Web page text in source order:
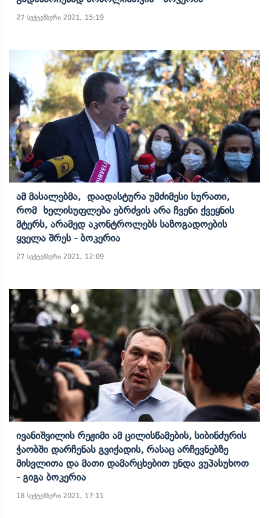
27 სექტემბერი 2021, 15:19
Ამ Მასალებმა, Დაადასტურა Უმძიმესი Სურათი,
Რომ Ხელისუფლება Ებრძვის Არა Ჩვენი Ქვეყნის
Მტერს, Არამედ Აკონტროლებს Საზოგადოების
Ყველა Შრეს - Ბოკერია
27 სექტემბერი 2021, 12:09
Ივანიშვილის Რეჟიმი Ამ Ცილისწამების, Სიბინძურის
Ჭაობში Დარჩენას Გვიქადის, Რასაც Არჩევნებზე
Მისვლითა Და Მათი Დამარცხებით Უნდა Ვუპასუხოთ
- Გიგა Ბოკერია
18 სექტემბერი 2021, 17:11